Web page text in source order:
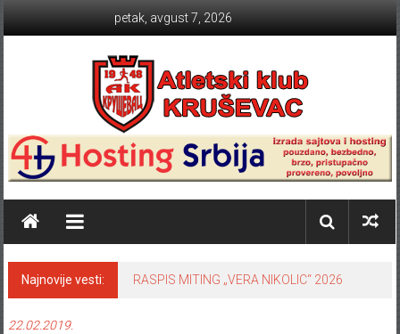
petak, avgust 7, 2026
Atletski klub KRUŠEVAC
Najnovije vesti: RASPIS MITING „VERA NIKOLIC“ 2026
22.02.2019.